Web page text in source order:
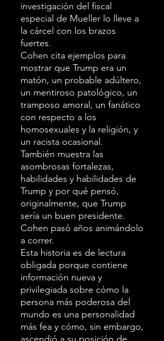
investigación del fiscal
especial de Mueller lo lleve a
la cárcel con los brazos
fuertes.
Cohen cita ejemplos para
mostrar que Trump era un
matón, un probable adúltero,
un mentiroso patológico, un
tramposo amoral, un fanático
con respecto a los
homosexuales y la religión, y
un racista ocasional.
También muestra las
asombrosas fortalezas,
habilidades y habilidades de
Trump y por qué pensó,
originalmente, que Trump
sería un buen presidente.
Cohen pasó años animándolo
a correr.
Esta historia es de lectura
obligada porque contiene
información nueva y
privilegiada sobre cómo la
persona más poderosa del
mundo es una personalidad
más fea y cómo, sin embargo,